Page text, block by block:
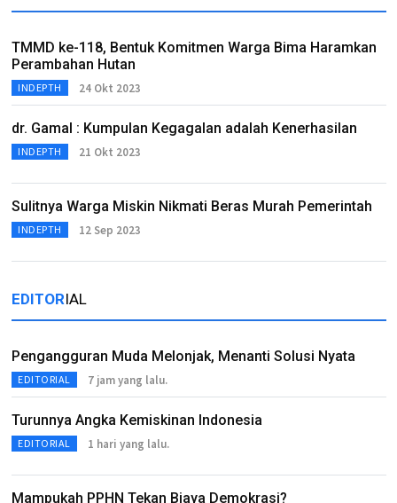
TMMD ke-118, Bentuk Komitmen Warga Bima Haramkan
Perambahan Hutan
INDEPTH 24 Okt 2023
dr. Gamal : Kumpulan Kegagalan adalah Kenerhasilan
INDEPTH 21 Okt 2023
Sulitnya Warga Miskin Nikmati Beras Murah Pemerintah
INDEPTH 12 Sep 2023
EDITORIAL
Pengangguran Muda Melonjak, Menanti Solusi Nyata
EDITORIAL 7 jam yang lalu.
Turunnya Angka Kemiskinan Indonesia
EDITORIAL 1 hari yang lalu.
Mampukah PPHN Tekan Biaya Demokrasi?